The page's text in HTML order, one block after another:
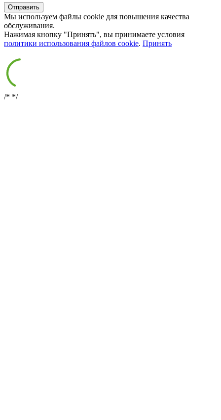
Мы используем файлы cookie для повышения качества
обслуживания.
Нажимая кнопку "Принять", вы принимаете условия
политики использования файлов cookie. Принять
/* */